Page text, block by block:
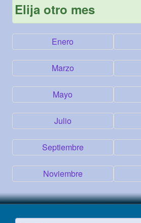
Elija otro mes
Enero
Marzo
Mayo
Julio
Septiembre
Noviembre